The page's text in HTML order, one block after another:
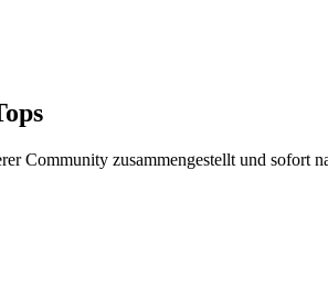
Community zusammengestellt und sofort